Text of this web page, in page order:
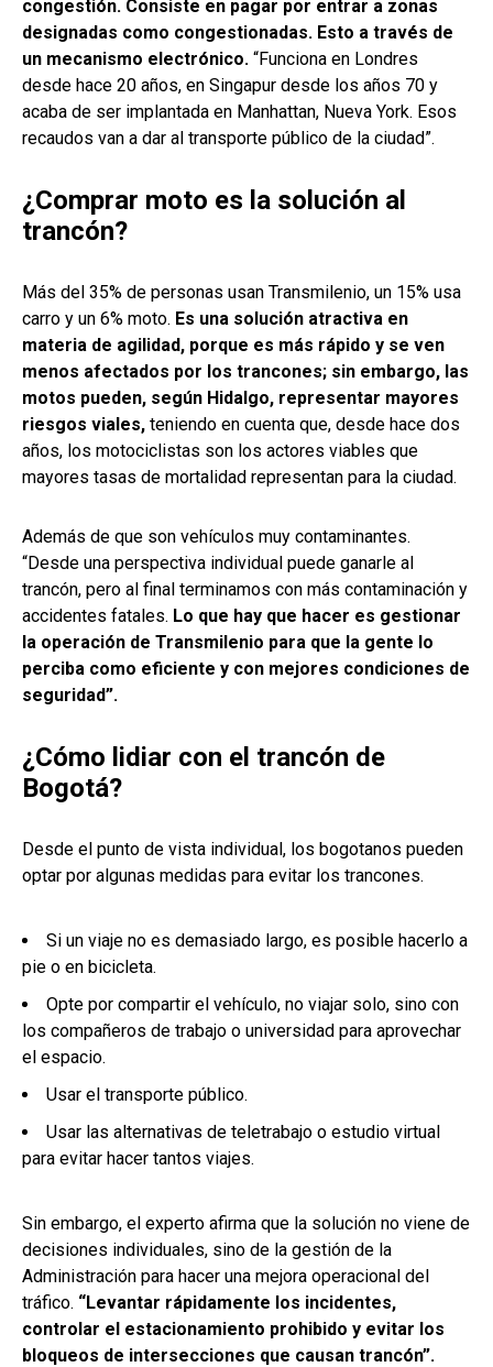
congestión. Consiste en pagar por entrar a zonas
designadas como congestionadas. Esto a través de
un mecanismo electrónico. “Funciona en Londres
desde hace 20 años, en Singapur desde los años 70 y
acaba de ser implantada en Manhattan, Nueva York. Esos
recaudos van a dar al transporte público de la ciudad”.
¿Comprar moto es la solución al
trancón?
Más del 35% de personas usan Transmilenio, un 15% usa
carro y un 6% moto. Es una solución atractiva en
materia de agilidad, porque es más rápido y se ven
menos afectados por los trancones; sin embargo, las
motos pueden, según Hidalgo, representar mayores
riesgos viales, teniendo en cuenta que, desde hace dos
años, los motociclistas son los actores viables que
mayores tasas de mortalidad representan para la ciudad.
Además de que son vehículos muy contaminantes.
“Desde una perspectiva individual puede ganarle al
trancón, pero al final terminamos con más contaminación y
accidentes fatales. Lo que hay que hacer es gestionar
la operación de Transmilenio para que la gente lo
perciba como eficiente y con mejores condiciones de
seguridad”.
¿Cómo lidiar con el trancón de
Bogotá?
Desde el punto de vista individual, los bogotanos pueden
optar por algunas medidas para evitar los trancones.
Si un viaje no es demasiado largo, es posible hacerlo a
pie o en bicicleta.
Opte por compartir el vehículo, no viajar solo, sino con
los compañeros de trabajo o universidad para aprovechar
el espacio.
Usar el transporte público.
Usar las alternativas de teletrabajo o estudio virtual
para evitar hacer tantos viajes.
Sin embargo, el experto afirma que la solución no viene de
decisiones individuales, sino de la gestión de la
Administración para hacer una mejora operacional del
tráfico. “Levantar rápidamente los incidentes,
controlar el estacionamiento prohibido y evitar los
bloqueos de intersecciones que causan trancón”.